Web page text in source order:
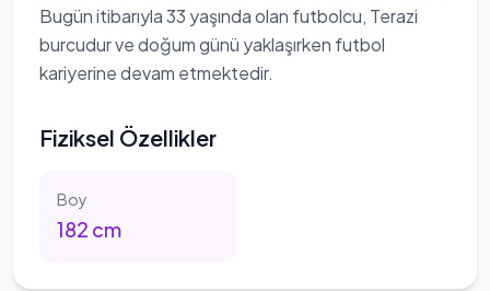
Bugün itibarıyla 33 yaşında olan futbolcu, Terazi
burcudur ve doğum günü yaklaşırken futbol
kariyerine devam etmektedir.
Fiziksel Özellikler
Boy
182 cm